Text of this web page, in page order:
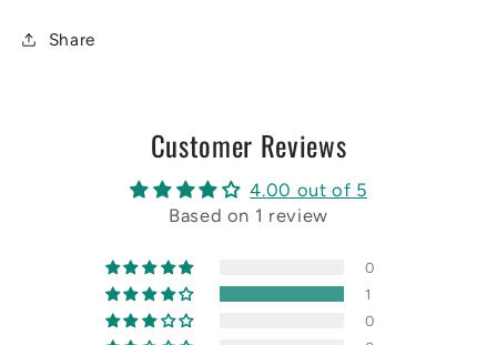
Share
Customer Reviews
4.00 out of 5
Based on 1 review
0
1
0